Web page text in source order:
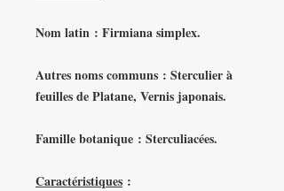
Nom latin : Firmiana simplex.
Autres noms communs : Sterculier à
feuilles de Platane, Vernis japonais.
Famille botanique : Sterculiacées.
Caractéristiques :